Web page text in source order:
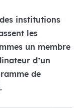
institutions
les
un membre
d’un
de